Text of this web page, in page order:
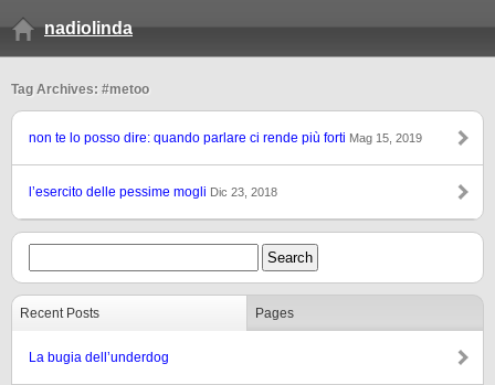
nadiolinda
Tag Archives: #metoo
non te lo posso dire: quando parlare ci rende più forti Mag 15, 2019
l’esercito delle pessime mogli Dic 23, 2018
Recent Posts Pages
La bugia dell’underdog